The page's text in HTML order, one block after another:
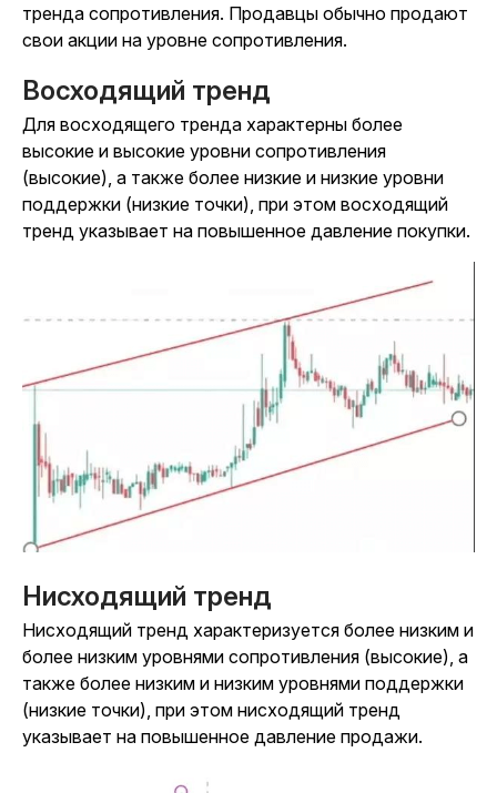
тренда сопротивления. Продавцы обычно продают
свои акции на уровне сопротивления.
Восходящий тренд
Для восходящего тренда характерны более
высокие и высокие уровни сопротивления
(высокие), а также более низкие и низкие уровни
поддержки (низкие точки), при этом восходящий
тренд указывает на повышенное давление покупки.
Нисходящий тренд
Нисходящий тренд характеризуется более низким и
более низким уровнями сопротивления (высокие), а
также более низким и низким уровнями поддержки
(низкие точки), при этом нисходящий тренд
указывает на повышенное давление продажи.